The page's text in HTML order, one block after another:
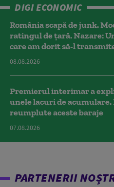
DIGI ECONOMIC
România scapă de junk.
ratingul de țară. Nazare:
care am dorit să-l
08.08.2026
Premierul interimar a
unele lacuri de
reumplute aceste baraje
07.08.2026
PARTENERII